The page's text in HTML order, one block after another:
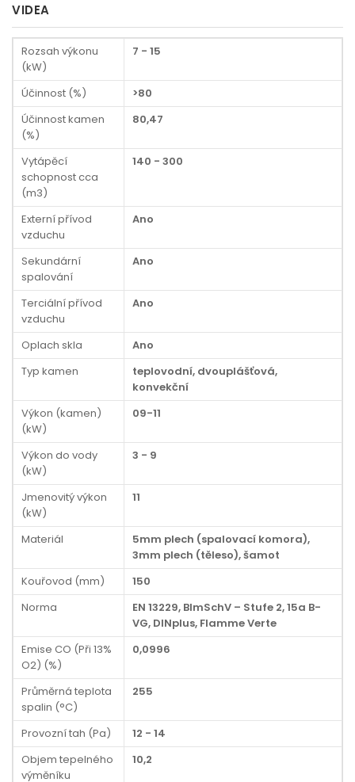
VIDEA
Rozsah výkonu
(kW)
7 - 15
Účinnost (%)
>80
Účinnost kamen
(%)
80,47
Vytápěcí
schopnost cca
(m3)
140 - 300
Externí přívod
vzduchu
Ano
Sekundární
spalování
Ano
Terciální přívod
vzduchu
Ano
Oplach skla
Ano
Typ kamen
teplovodní, dvouplášťová,
konvekční
Výkon (kamen)
(kW)
09-11
Výkon do vody
(kW)
3 - 9
Jmenovitý výkon
(kW)
11
Materiál
5mm plech (spalovací komora),
3mm plech (těleso), šamot
Kouřovod (mm)
150
Norma
EN 13229, BImSchV – Stufe 2, 15a B-
VG, DINplus, Flamme Verte
Emise CO (Při 13%
O2) (%)
0,0996
Průměrná teplota
spalin (°C)
255
Provozní tah (Pa)
12 - 14
Objem tepelného
výměníku
10,2